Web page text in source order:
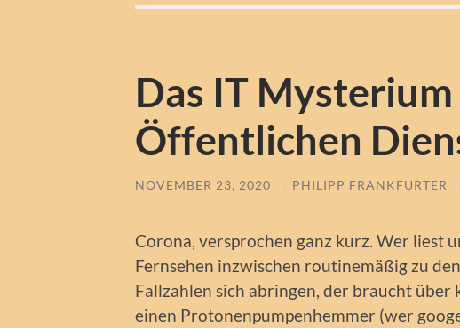
Das IT Mysterium
Öffentlichen
NOVEMBER 23, 2020 / PHILIPP FRANKFURTER /
Corona, versprochen ganz kurz. Wer liest
Fernsehen inzwischen routinemäßig zu
Fallzahlen sich abringen, der braucht über
einen Protonenpumpenhemmer (wer